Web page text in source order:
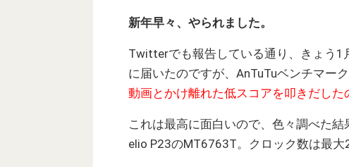
新年早々、やられました。
Twitterでも報告している通り、きょう1
に届いたのですが、AnTuTuベンチマー
動画とかけ離れた低スコアを叩きだした
これは最高に面白いので、色々調べた
elio P23のMT6763T。クロック数は最大